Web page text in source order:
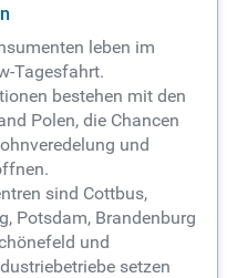
leben im
Tagesfahrt.
bestehen mit den
Polen, die Chancen
und
sind Cottbus,
Potsdam, Brandenburg
und
setzen